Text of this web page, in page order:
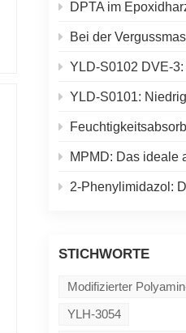
DPTA im Epoxidharz-basierten Keramik-Gelguss: Mehr
Bei der Vergussmasse für Leiterplatten besteht die eigentliche
YLD-S0102 DVE-3: Niedrigflüchtiger Vinylether
YLD-S0101: Niedrigviskoses Vinylether-
Feuchtigkeitsabsorber 2-MI für
MPMD: Das ideale aliphatische Diamin für Polyharnstoff-
2-Phenylimidazol: Das ideale Härtungsadditiv für
STICHWORTE
Modifizierter
YLH-3054